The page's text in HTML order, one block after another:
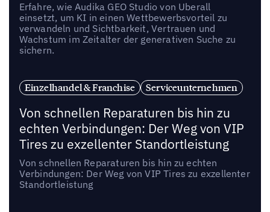
Erfahre, wie Audika GEO Studio von Uberall
einsetzt, um KI in einen Wettbewerbsvorteil zu
verwandeln und Sichtbarkeit, Vertrauen und
Wachstum im Zeitalter der generativen Suche zu
sichern.
Einzelhandel & Franchise Serviceunternehmen
Von schnellen Reparaturen bis hin zu
echten Verbindungen: Der Weg von VIP
Tires zu exzellenter Standortleistung
Von schnellen Reparaturen bis hin zu echten
Verbindungen: Der Weg von VIP Tires zu exzellenter
Standortleistung